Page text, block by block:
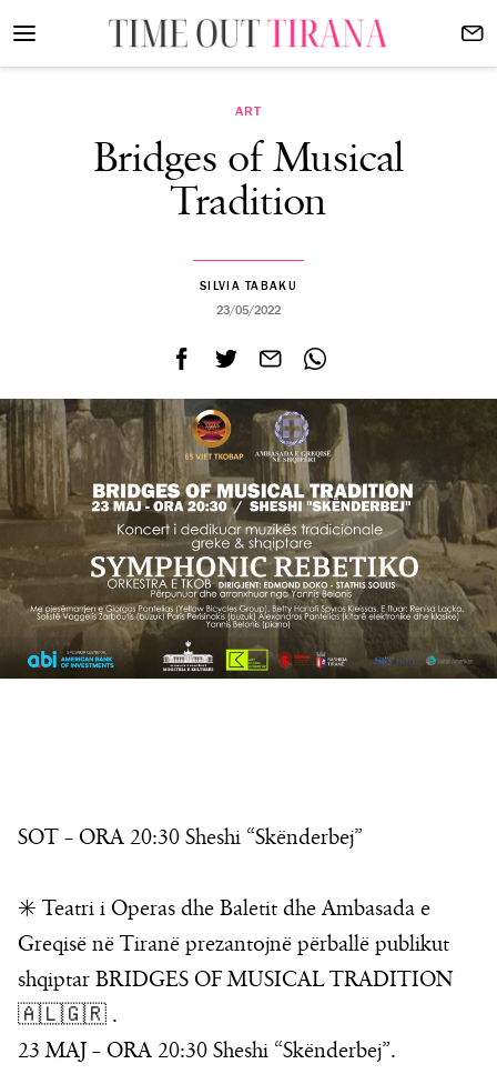
ART
Bridges of Musical
Tradition
SILVIA TABAKU
23/05/2022
SOT – ORA 20:30 Sheshi “Skënderbej”
✳️ Teatri i Operas dhe Baletit dhe Ambasada e
Greqisë në Tiranë prezantojnë përballë publikut
shqiptar BRIDGES OF MUSICAL TRADITION
🇦🇱🇬🇷 .
23 MAJ – ORA 20:30 Sheshi “Skënderbej”.